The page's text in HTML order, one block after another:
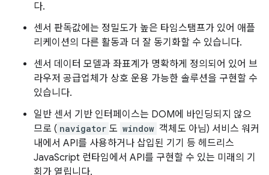
다.
센서 판독값에는 정밀도가 높은 타임스탬프가 있어 애플
리케이션의 다른 활동과 더 잘 동기화할 수 있습니다.
센서 데이터 모델과 좌표계가 명확하게 정의되어 있어 브
라우저 공급업체가 상호 운용 가능한 솔루션을 구현할 수
있습니다.
일반 센서 기반 인터페이스는 DOM에 바인딩되지 않으
므로 ( navigator 도 window 객체도 아님) 서비스 워커
내에서 API를 사용하거나 삽입된 기기 등 헤드리스
JavaScript 런타임에서 API를 구현할 수 있는 미래의 기
회가 열립니다.